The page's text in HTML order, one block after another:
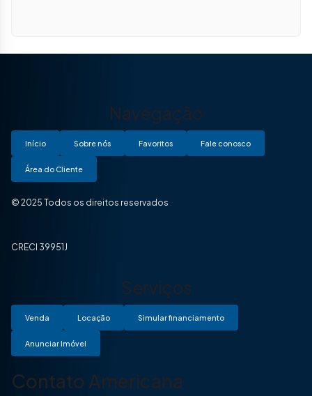
Navegação
Início Sobre nós Favoritos Fale conosco
Área do Cliente
© 2025 Todos os direitos reservados
CRECI 39951J
Serviços
Venda Locação Simular financiamento
Anunciar Imóvel
Contato Americana